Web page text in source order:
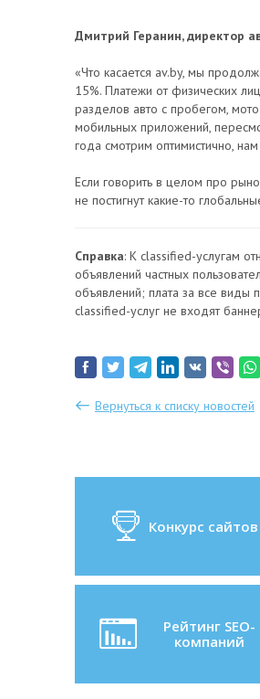
Дмитрий Геранин, директор
«Что касается av.by, мы
15%. Платежи от физических
разделов авто с пробегом,
мобильных приложений,
года смотрим оптимистично,
Если говорить в целом про
не постигнут какие-то
Справкa: К classified-услугам
объявлений частных
объявлений; плата за все виды
classified-услуг не входят
Вернуться к списку новостей
Конкурс сайтов
Рейтинг SEO-
компаний